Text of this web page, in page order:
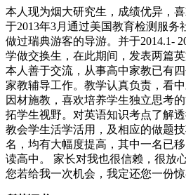
本人现为烟大研究生，成绩优异，
于2013年3月通过美国教育检测服务
做过瑞典游客的导游。并于2014.1-
学做交换生，在此期间，发表两篇
本人善于交流，从事高中家教已有
家教辅导工作。教学认真负责，看
因材施教，喜欢培养学生独立思考
拓学生视野。对英语知识考点了解
教会学生活学活用，及相应的做题
名，均有大幅度提高，其中一名已
读高中。 家长对我也很信赖，很放
您若给我一次机会，我定还您一份惊